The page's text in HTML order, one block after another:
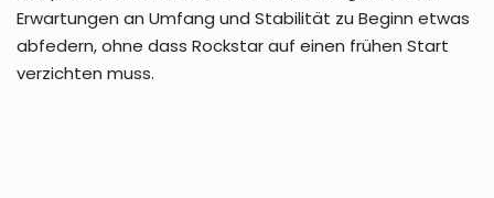
Erwartungen an Umfang und Stabilität zu Beginn etwas
abfedern, ohne dass Rockstar auf einen frühen Start
verzichten muss.